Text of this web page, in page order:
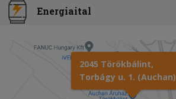
Energiaital
2045 Törökbálint,
Torbágy u. 1. (Auchan)